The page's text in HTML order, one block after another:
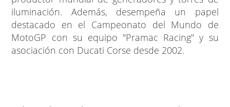
iluminación. Además, desempeña un papel
destacado en el Campeonato del Mundo de
MotoGP con su equipo "Pramac Racing" y su
asociación con Ducati Corse desde 2002.